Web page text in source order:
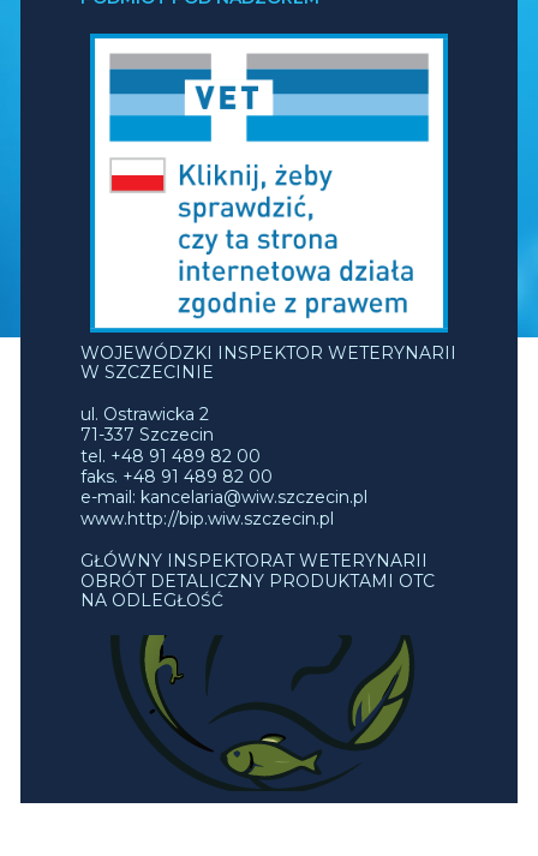
WOJEWÓDZKI INSPEKTOR WETERYNARII
W SZCZECINIE
ul. Ostrawicka 2
71-337 Szczecin
tel. +48 91 489 82 00
faks. +48 91 489 82 00
e-mail: kancelaria@wiw.szczecin.pl
www.http://bip.wiw.szczecin.pl
GŁÓWNY INSPEKTORAT WETERYNARII
OBRÓT DETALICZNY PRODUKTAMI OTC
NA ODLEGŁOŚĆ